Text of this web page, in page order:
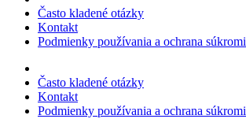
Často kladené otázky
Kontakt
Podmienky používania a ochrana
Často kladené otázky
Kontakt
Podmienky používania a ochrana